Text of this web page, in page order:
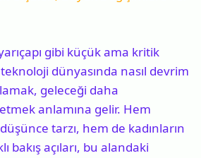
gibi küçük ama kritik
dünyasında nasıl devrim
geleceği daha
anlamına gelir. Hem
tarzı, hem de kadınların
bakış açıları, bu alandaki